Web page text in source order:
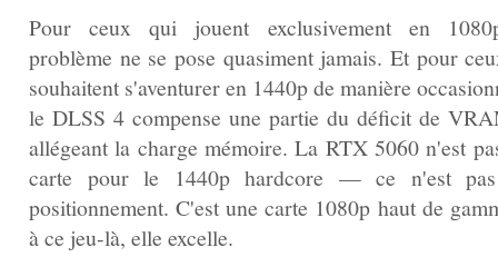
Pour ceux qui jouent exclusivement en
problème ne se pose quasiment jamais. Et pour
souhaitent s'aventurer en 1440p de manière
le DLSS 4 compense une partie du déficit de
allégeant la charge mémoire. La RTX 5060 n'est
carte pour le 1440p hardcore — ce n'est
positionnement. C'est une carte 1080p haut de
à ce jeu-là, elle excelle.